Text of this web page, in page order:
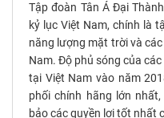
Tập đoàn Tân Á Đại
kỷ lục Việt Nam, chính là
năng lượng mặt trời và
Nam. Độ phủ sóng của
tại Việt Nam vào năm
phối chính hãng lớn
bảo các quyền lợi tốt nhất